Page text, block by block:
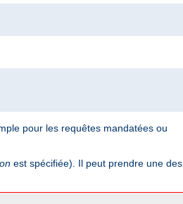
pour les requêtes mandatées ou
est spécifiée). Il peut prendre une des